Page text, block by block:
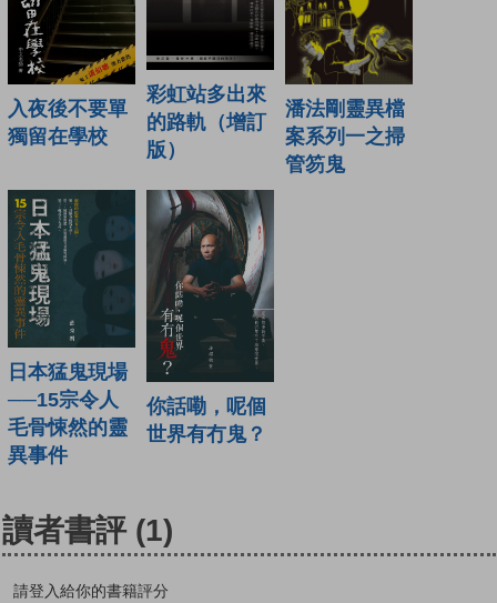
入夜後不要單
獨留在學校
彩虹站多出來
的路軌（增訂
版）
潘法剛靈異檔
案系列一之掃
管笏鬼
日本猛鬼現場
──15宗令人
毛骨悚然的靈
異事件
你話嘞，呢個
世界有冇鬼？
讀者書評 (1)
請登入給你的書籍評分